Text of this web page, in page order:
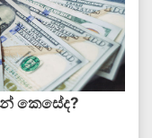
කෙසේද?